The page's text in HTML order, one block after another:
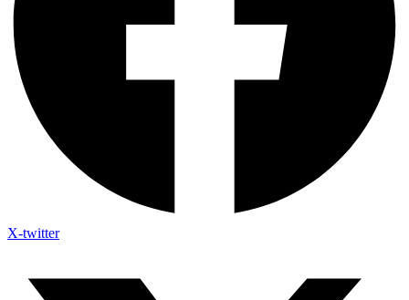
X-twitter